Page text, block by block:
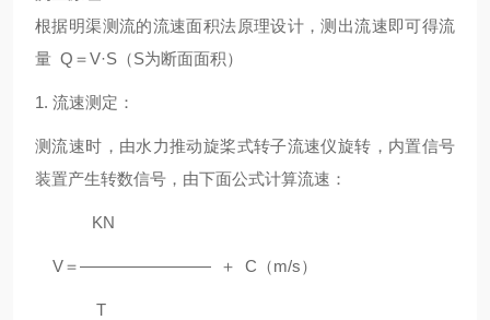
根据明渠测流的流速面积法原理设计，测出流速即可得流
量 Q＝V·S（S为断面面积）
1. 流速测定：
测流速时，由水力推动旋桨式转子流速仪旋转，内置信号
装置产生转数信号，由下面公式计算流速：
KN
V＝———————— ＋ C（m/s）
T